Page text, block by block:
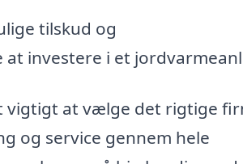
tilskud og
investere i et
vigtigt at vælge det rigtige
og service gennem hele